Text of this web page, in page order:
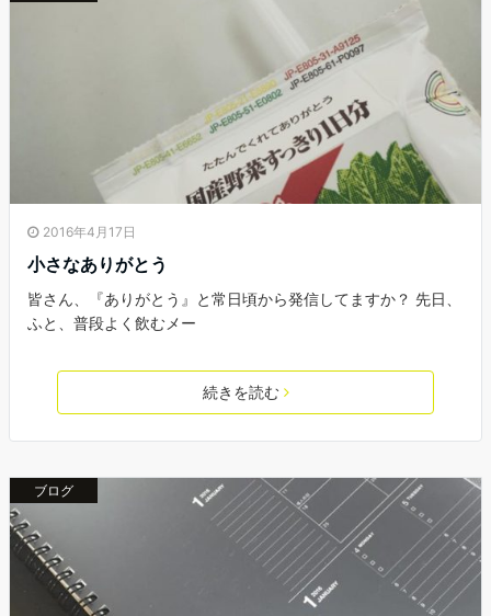
2016年4月17日
小さなありがとう
皆さん、『ありがとう』と常日頃から発信してますか？ 先日、
ふと、普段よく飲むメー
続きを読む
ブログ